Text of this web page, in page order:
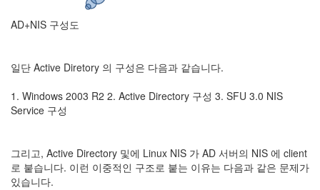
AD+NIS 구성도
일단 Active Diretory 의 구성은 다음과 같습니다.
1. Windows 2003 R2 2. Active Directory 구성 3. SFU 3.0 NIS
Service 구성
그리고, Active Directory 및에 Linux NIS 가 AD 서버의 NIS 에 client
로 붙습니다. 이런 이중적인 구조로 붙는 이유는 다음과 같은 문제가
있습니다.
iPutty
불
우
Find!